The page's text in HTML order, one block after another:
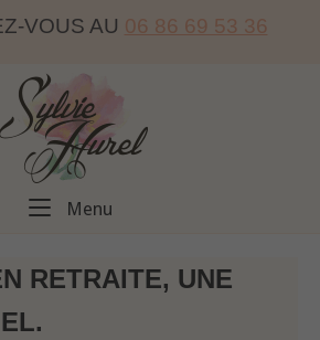
VOUS AU 06 86 69 53 36
Home
Menu
RETRAITE, UNE